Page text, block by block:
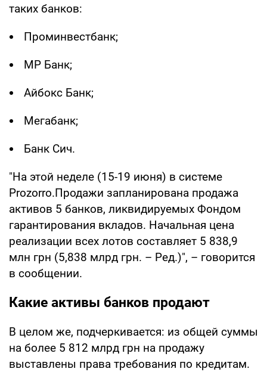
таких банков:
Проминвестбанк;
МР Банк;
Айбокс Банк;
Мегабанк;
Банк Сич.
"На этой неделе (15-19 июня) в системе
Prozorro.Продажи запланирована продажа
активов 5 банков, ликвидируемых Фондом
гарантирования вкладов. Начальная цена
реализации всех лотов составляет 5 838,9
млн грн (5,838 млрд грн. – Ред.)", – говорится
в сообщении.
Какие активы банков продают
В целом же, подчеркивается: из общей суммы
на более 5 812 млрд грн на продажу
выставлены права требования по кредитам.